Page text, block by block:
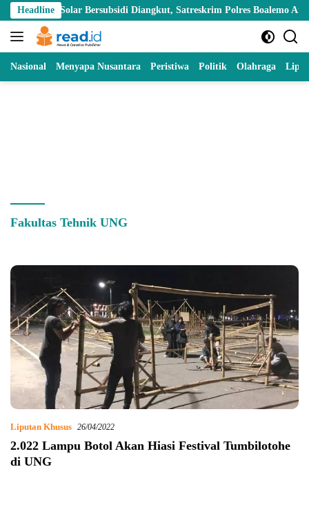
Skip
to
content
Headline
Solar Bersubsidi Diangkut, Satreskrim Polres Boalemo Amankan
Nasional Menyapa Nusantara Peristiwa Politik Olahraga
Fakultas Tehnik UNG
Liputan Khusus 26/04/2022
2.022 Lampu Botol Akan Hiasi Festival Tumbilotohe
di UNG